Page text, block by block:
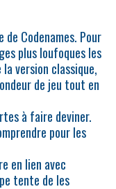
Codenames. Pour
plus loufoques les
version classique,
de jeu tout en
à faire deviner.
pour les
en lien avec
tente de les